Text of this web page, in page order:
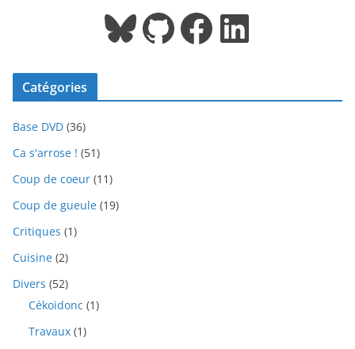
Bluesky GitHub Facebook LinkedIn
Catégories
Base DVD (36)
Ca s'arrose ! (51)
Coup de coeur (11)
Coup de gueule (19)
Critiques (1)
Cuisine (2)
Divers (52)
Cékoidonc (1)
Travaux (1)